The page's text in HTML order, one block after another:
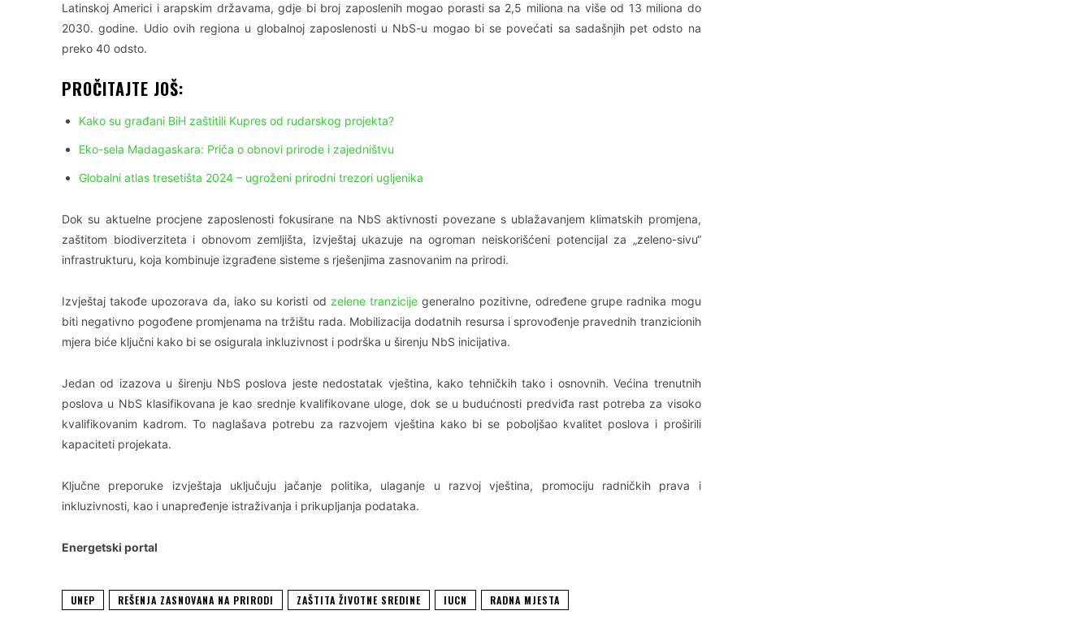
Latinskoj Americi i arapskim državama, gdje bi broj zaposlenih mogao porasti sa 2,5 miliona na više od 13 miliona do
2030. godine. Udio ovih regiona u globalnoj zaposlenosti u NbS-u mogao bi se povećati sa sadašnjih pet odsto na
preko 40 odsto.
PROČITAJTE JOŠ:
Kako su građani BiH zaštitili Kupres od rudarskog projekta?
Eko-sela Madagaskara: Priča o obnovi prirode i zajedništvu
Globalni atlas tresetišta 2024 – ugroženi prirodni trezori ugljenika
Dok su aktuelne procjene zaposlenosti fokusirane na NbS aktivnosti povezane s ublažavanjem klimatskih promjena,
zaštitom biodiverziteta i obnovom zemljišta, izvještaj ukazuje na ogroman neiskorišćeni potencijal za „zeleno-sivu“
infrastrukturu, koja kombinuje izgrađene sisteme s rješenjima zasnovanim na prirodi.
Izvještaj takođe upozorava da, iako su koristi od zelene tranzicije generalno pozitivne, određene grupe radnika mogu
biti negativno pogođene promjenama na tržištu rada. Mobilizacija dodatnih resursa i sprovođenje pravednih tranzicionih
mjera biće ključni kako bi se osigurala inkluzivnost i podrška u širenju NbS inicijativa.
Jedan od izazova u širenju NbS poslova jeste nedostatak vještina, kako tehničkih tako i osnovnih. Većina trenutnih
poslova u NbS klasifikovana je kao srednje kvalifikovane uloge, dok se u budućnosti predviđa rast potreba za visoko
kvalifikovanim kadrom. To naglašava potrebu za razvojem vještina kako bi se poboljšao kvalitet poslova i proširili
kapaciteti projekata.
Ključne preporuke izvještaja uključuju jačanje politika, ulaganje u razvoj vještina, promociju radničkih prava i
inkluzivnosti, kao i unapređenje istraživanja i prikupljanja podataka.
Energetski portal
UNEP REŠENJA ZASNOVANA NA PRIRODI ZAŠTITA ŽIVOTNE SREDINE IUCN RADNA MJESTA